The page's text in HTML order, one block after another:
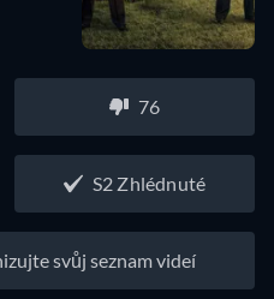
76
S2 Zhlédnuté
svůj seznam videí